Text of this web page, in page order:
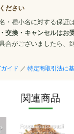
ださい
・種小名に対する保証
交換・キャンセルはお
合がございましたら、
イド ／ 特定商取引法に
関連商品